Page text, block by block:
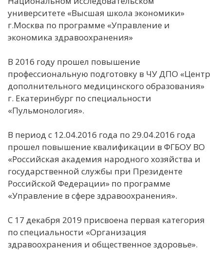
университете «Высшая школа экономики»
г.Москва по программе «Управление и
экономика здравоохранения»
В 2016 году прошел повышение
профессиональную подготовку в ЧУ ДПО «Центр
дополнительного медицинского образования»
г. Екатеринбург по специальности
«Пульмонология».
В период с 12.04.2016 года по 29.04.2016 года
прошел повышение квалификации в ФГБОУ ВО
«Российская академия народного хозяйства и
государственной службы при Президенте
Российской Федерации» по программе
«Управление в сфере здравоохранения».
С 17 декабря 2019 присвоена первая категория
по специальности «Организация
здравоохранения и общественное здоровье».